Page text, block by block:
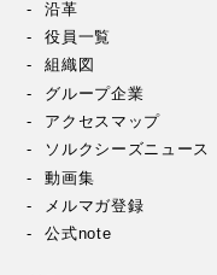
沿革
役員一覧
組織図
グループ企業
アクセスマップ
ソルクシーズニュース
動画集
メルマガ登録
公式note